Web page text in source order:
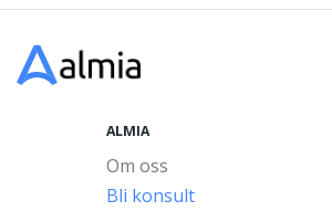
Sjuksköterska
Läkare
ALMIA
Om oss
Bli konsult